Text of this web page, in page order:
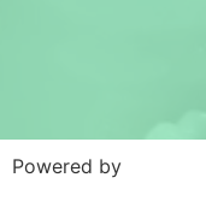
Powered by